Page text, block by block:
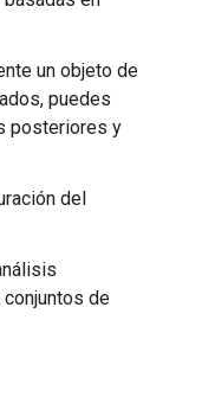
un objeto de
puedes
posteriores y
del
de